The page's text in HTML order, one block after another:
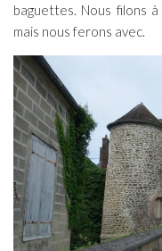
baguettes. Nous filons
mais nous ferons avec.